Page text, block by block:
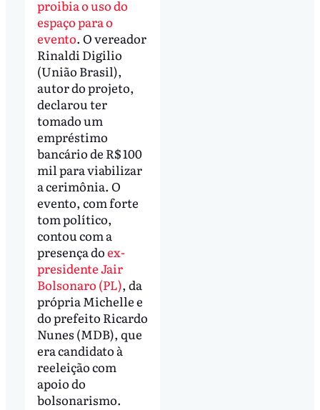
proibia o uso do
espaço para o
evento. O vereador
Rinaldi Digilio
(União Brasil),
autor do projeto,
declarou ter
tomado um
empréstimo
bancário de R$ 100
mil para viabilizar
a cerimônia. O
evento, com forte
tom político,
contou com a
presença doex-
presidente Jair
Bolsonaro (PL), da
própria Michelle e
do prefeito Ricardo
Nunes (MDB), que
era candidato à
reeleição com
apoio do
bolsonarismo.